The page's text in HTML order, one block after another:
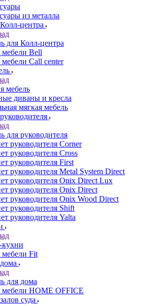
из металла
центра
для Колл-центра
Bell
Call center
мебель
диваны и кресла
мягкая мебель
для руководителя
руководителя Corner
руководителя Cross
руководителя First
руководителя Metal System Direct
руководителя Onix Direct Lux
руководителя Onix Direct
руководителя Onix Wood Direct
руководителя Shift
руководителя Yalta
мебели Fit
для дома
мебели HOME OFFICE
суда